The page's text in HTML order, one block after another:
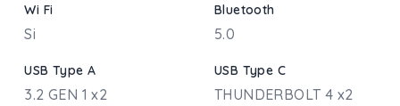
Wi Fi
Si
Bluetooth
5.0
USB Type A
3.2 GEN 1 x2
USB Type C
THUNDERBOLT 4 x2